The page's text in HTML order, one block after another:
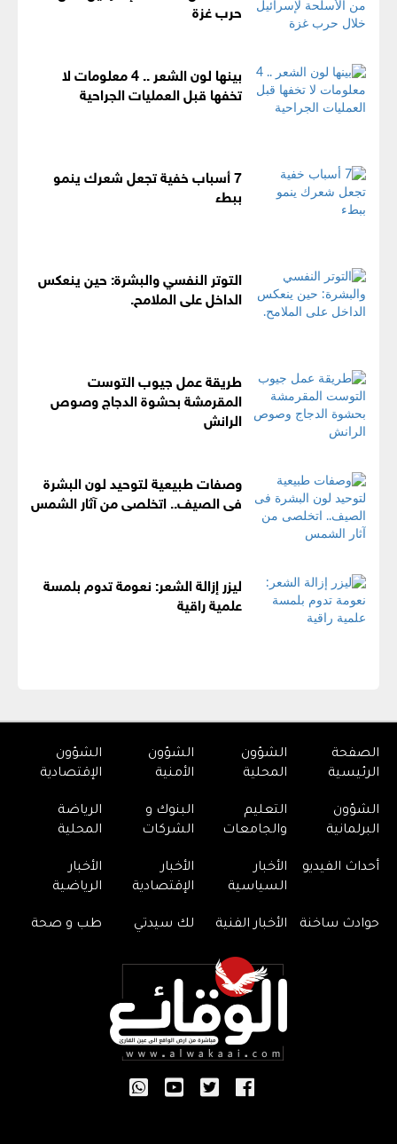
حرب غزة
بينها لون الشعر .. 4 معلومات لا
تخفها قبل العمليات الجراحية
7 أسباب خفية تجعل شعرك ينمو
ببطء
التوتر النفسي والبشرة: حين ينعكس
الداخل على الملامح.
طريقة عمل جيوب التوست
المقرمشة بحشوة الدجاج وصوص
الرانش
وصفات طبيعية لتوحيد لون البشرة
فى الصيف.. اتخلصى من آثار الشمس
ليزر إزالة الشعر: نعومة تدوم بلمسة
علمية راقية
الصفحة
الرئيسية
الشؤون
المحلية
الشؤون
الأمنية
الشؤون
الإقتصادية
الشؤون
البرلمانية
التعليم
والجامعات
البنوك و
الشركات
الرياضة
المحلية
أحداث الفيديو
الأخبار
السياسية
الأخبار
الإقتصادية
الأخبار
الرياضية
حوادث ساخنة الأخبار الفنية لك سيدتي طب و صحة